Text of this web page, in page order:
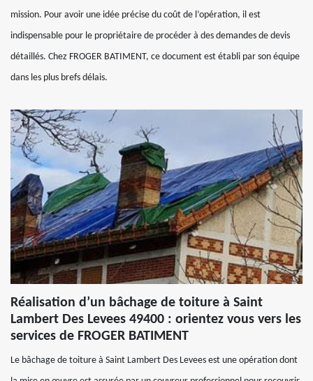
mission. Pour avoir une idée précise du coût de l’opération, il est
indispensable pour le propriétaire de procéder à des demandes de devis
détaillés. Chez FROGER BATIMENT, ce document est établi par son équipe
dans les plus brefs délais.
Réalisation d’un bâchage de toiture à Saint
Lambert Des Levees 49400 : orientez vous vers les
services de FROGER BATIMENT
Le bâchage de toiture à Saint Lambert Des Levees est une opération dont